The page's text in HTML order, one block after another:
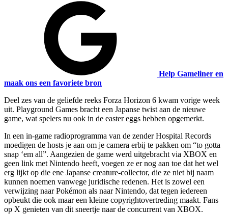
Help Gameliner en
maak ons een favoriete bron
Deel zes van de geliefde reeks Forza Horizon 6 kwam vorige week
uit. Playground Games bracht een Japanse twist aan de nieuwe
game, wat spelers nu ook in de easter eggs hebben opgemerkt.
In een in-game radioprogramma van de zender Hospital Records
moedigen de hosts je aan om je camera erbij te pakken om “to gotta
snap ‘em all”. Aangezien de game werd uitgebracht via XBOX en
geen link met Nintendo heeft, voegen ze er nog aan toe dat het wel
erg lijkt op die ene Japanse creature-collector, die ze niet bij naam
kunnen noemen vanwege juridische redenen. Het is zowel een
verwijzing naar Pokémon als naar Nintendo, dat tegen iedereen
opbeukt die ook maar een kleine copyrightovertreding maakt. Fans
op X genieten van dit sneertje naar de concurrent van XBOX.